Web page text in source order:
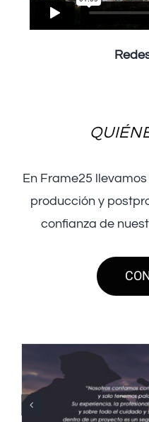
En Frame25
producción y
confianza de